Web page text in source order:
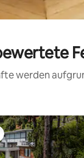
werden